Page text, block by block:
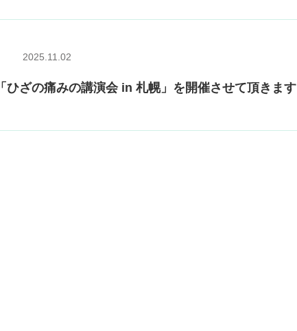
2025.11.02
ひざの痛みの講演会 in 札幌」を開催させて頂きます